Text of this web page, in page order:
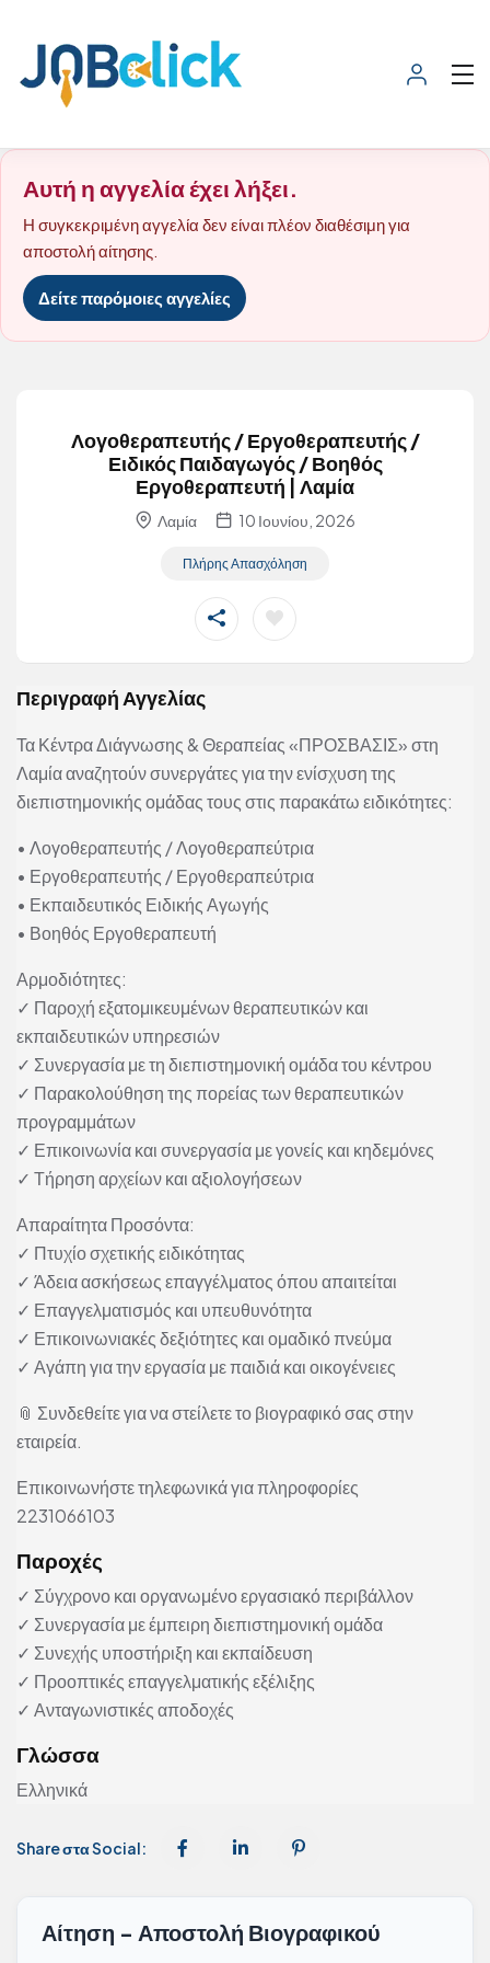
Αυτή η αγγελία έχει λήξει.
Η συγκεκριμένη αγγελία δεν είναι πλέον διαθέσιμη για
αποστολή αίτησης.
Δείτε παρόμοιες αγγελίες
Λογοθεραπευτής / Εργοθεραπευτής /
Ειδικός Παιδαγωγός / Βοηθός
Εργοθεραπευτή | Λαμία
Λαμία 10 Ιουνίου, 2026
Πλήρης Απασχόληση
Περιγραφή Αγγελίας
Τα Κέντρα Διάγνωσης & Θεραπείας «ΠΡΟΣΒΑΣΙΣ» στη
Λαμία αναζητούν συνεργάτες για την ενίσχυση της
διεπιστημονικής ομάδας τους στις παρακάτω ειδικότητες:
• Λογοθεραπευτής / Λογοθεραπεύτρια
• Εργοθεραπευτής / Εργοθεραπεύτρια
• Εκπαιδευτικός Ειδικής Αγωγής
• Βοηθός Εργοθεραπευτή
Αρμοδιότητες:
✓ Παροχή εξατομικευμένων θεραπευτικών και
εκπαιδευτικών υπηρεσιών
✓ Συνεργασία με τη διεπιστημονική ομάδα του κέντρου
✓ Παρακολούθηση της πορείας των θεραπευτικών
προγραμμάτων
✓ Επικοινωνία και συνεργασία με γονείς και κηδεμόνες
✓ Τήρηση αρχείων και αξιολογήσεων
Απαραίτητα Προσόντα:
✓ Πτυχίο σχετικής ειδικότητας
✓ Άδεια ασκήσεως επαγγέλματος όπου απαιτείται
✓ Επαγγελματισμός και υπευθυνότητα
✓ Επικοινωνιακές δεξιότητες και ομαδικό πνεύμα
✓ Αγάπη για την εργασία με παιδιά και οικογένειες
📎 Συνδεθείτε για να στείλετε το βιογραφικό σας στην
εταιρεία.
Επικοινωνήστε τηλεφωνικά για πληροφορίες
2231066103
Παροχές
✓ Σύγχρονο και οργανωμένο εργασιακό περιβάλλον
✓ Συνεργασία με έμπειρη διεπιστημονική ομάδα
✓ Συνεχής υποστήριξη και εκπαίδευση
✓ Προοπτικές επαγγελματικής εξέλιξης
✓ Ανταγωνιστικές αποδοχές
Γλώσσα
Ελληνικά
Share στα Social:
Αίτηση - Αποστολή Βιογραφικού